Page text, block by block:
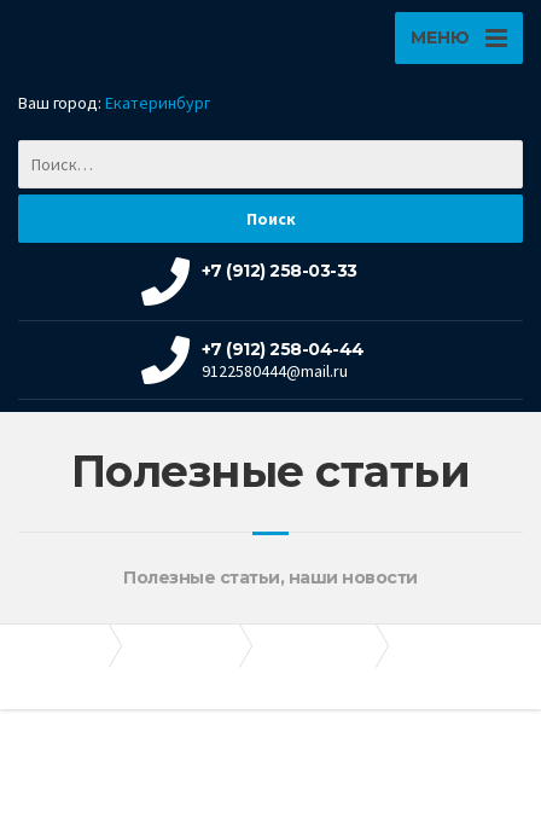
Ваш город: Екатеринбург
МЕНЮ
+7 (912) 258-03-33
+7 (912) 258-04-44
9122580444@mail.ru
Полезные статьи
Полезные статьи, наши новости